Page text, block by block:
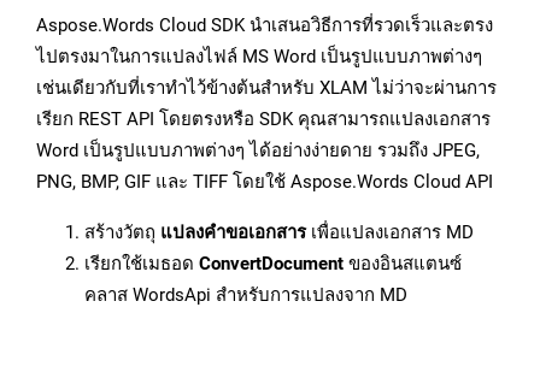
Aspose.Words Cloud SDK นำเสนอวิธีการที่รวดเร็วและตรง
ไปตรงมาในการแปลงไฟล์ MS Word เป็นรูปแบบภาพต่างๆ
เช่นเดียวกับที่เราทำไว้ข้างต้นสำหรับ XLAM ไม่ว่าจะผ่านการ
เรียก REST API โดยตรงหรือ SDK คุณสามารถแปลงเอกสาร
Word เป็นรูปแบบภาพต่างๆ ได้อย่างง่ายดาย รวมถึง JPEG,
PNG, BMP, GIF และ TIFF โดยใช้ Aspose.Words Cloud API
สร้างวัตถุ แปลงคำขอเอกสารเพื่อแปลงเอกสาร MD
เรียกใช้เมธอด ConvertDocument ของอินสแตนซ์
คลาส WordsApi สำหรับการแปลงจาก MD